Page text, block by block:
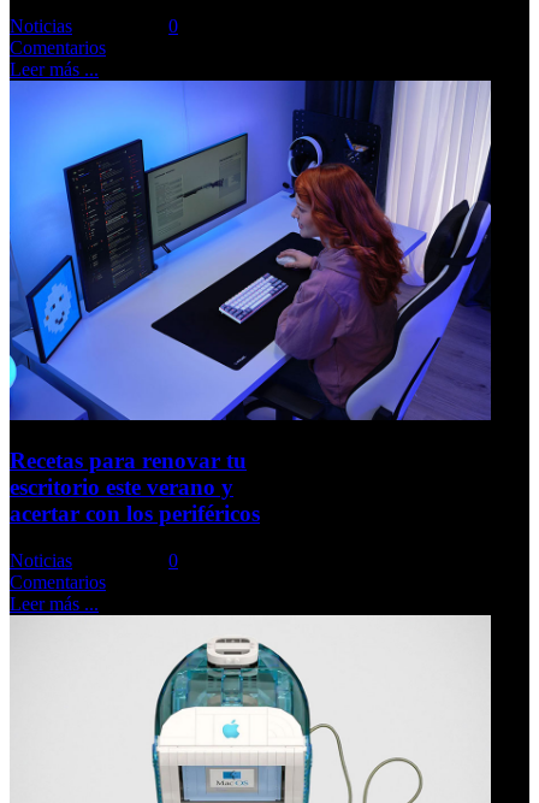
Noticias
0
Comentarios
Leer más ...
Recetas para renovar tu
escritorio este verano y
acertar con los periféricos
Noticias
0
Comentarios
Leer más ...